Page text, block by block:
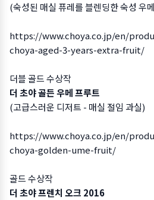
(숙성된 매실 퓨레를 블렌딩한 숙성 우
https://www.choya.co.jp/en/
choya-aged-3-years-extra-fruit/
더블 골드 수상작
더 초야 골든 우메 프루트
(고급스러운 디저트 - 매실 절임 과실)
https://www.choya.co.jp/en/
choya-golden-ume-fruit/
골드 수상작
더 초야 프렌치 오크 2016